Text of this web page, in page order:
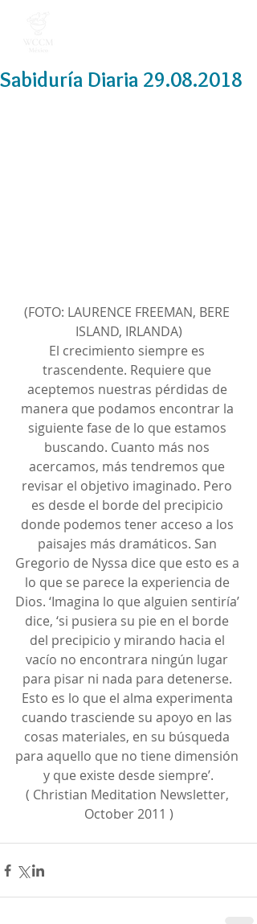
Sabiduría Diaria 29.08.2018
(FOTO: LAURENCE FREEMAN, BERE
ISLAND, IRLANDA)
El crecimiento siempre es
trascendente. Requiere que
aceptemos nuestras pérdidas de
manera que podamos encontrar la
siguiente fase de lo que estamos
buscando. Cuanto más nos
acercamos, más tendremos que
revisar el objetivo imaginado. Pero
es desde el borde del precipicio
donde podemos tener acceso a los
paisajes más dramáticos. San
Gregorio de Nyssa dice que esto es a
lo que se parece la experiencia de
Dios. ‘Imagina lo que alguien sentiría’
dice, ‘si pusiera su pie en el borde
del precipicio y mirando hacia el
vacío no encontrara ningún lugar
para pisar ni nada para detenerse.
Esto es lo que el alma experimenta
cuando trasciende su apoyo en las
cosas materiales, en su búsqueda
para aquello que no tiene dimensión
y que existe desde siempre’.
( Christian Meditation Newsletter,
October 2011 )